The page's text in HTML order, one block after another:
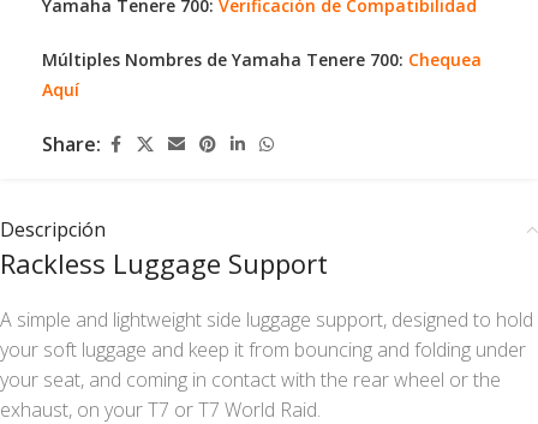
Yamaha Tenere 700: Verificación de Compatibilidad
Múltiples Nombres de Yamaha Tenere 700: Chequea
Aquí
Share:
Descripción
Rackless Luggage Support
A simple and lightweight side luggage support, designed to hold
your soft luggage and keep it from bouncing and folding under
your seat, and coming in contact with the rear wheel or the
exhaust, on your T7 or T7 World Raid.